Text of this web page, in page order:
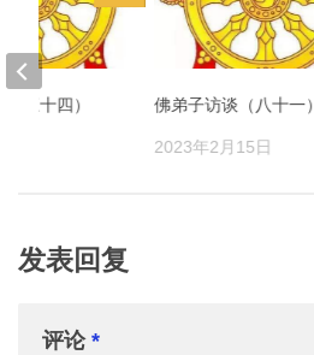
佛弟子访谈（八十一）
2023年2月15日
三十四）
发表回复
评论 *